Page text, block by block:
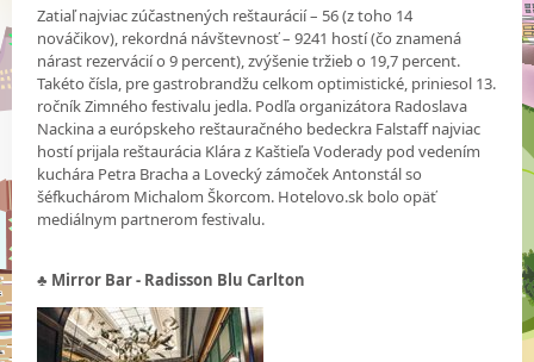
Zatiaľ najviac zúčastnených reštaurácií – 56 (z toho 14
nováčikov), rekordná návštevnosť – 9241 hostí (čo znamená
nárast rezervácií o 9 percent), zvýšenie tržieb o 19,7 percent.
Takéto čísla, pre gastrobrandžu celkom optimistické, priniesol 13.
ročník Zimného festivalu jedla. Podľa organizátora Radoslava
Nackina a európskeho reštauračného bedeckra Falstaff najviac
hostí prijala reštaurácia Klára z Kaštieľa Voderady pod vedením
kuchára Petra Bracha a Lovecký zámoček Antonstál so
šéfkuchárom Michalom Škorcom. Hotelovo.sk bolo opäť
mediálnym partnerom festivalu.
♣ Mirror Bar - Radisson Blu Carlton